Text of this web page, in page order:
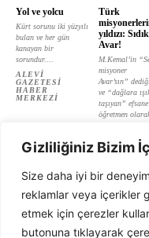
Gizliliğiniz Bizim
Size daha iyi bir
reklamlar veya içerikler
etmek için çerezler
butonuna tıklayarak
Yol ve yolcu
Kürt sorunu iki yüzyılı
bulan ve her gün
kanayan bir
sorundur....
ALEVI
GAZETESI
HABER
MERKEZI
Türk
yıldızı:
Avar!
M.Kemal’in
misyoner
Avar’sın”
ve “dağlara
taşıyan” efsane
öğretmen
ALEVI
GAZETESI